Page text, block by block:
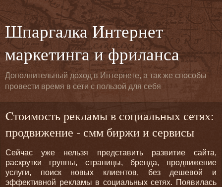
Шпаргалка Интернет
маркетинга и фриланса
Дополнительный доход в Интернете, а так же способы
провести время в сети с пользой для себя
Cтоимость рекламы в социальных сетях:
продвижение - смм биржи и сервисы
Сейчас уже нельзя представить развитие сайта,
раскрутки группы, страницы, бренда, продвижение
услуги, поиск новых клиентов, без дешевой и
эффективной рекламы в социальных сетях. Появилась